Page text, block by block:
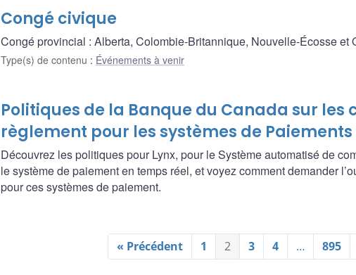
Congé civique
Congé provincial : Alberta, Colombie-Britannique, Nouvelle-Écosse et
Type(s) de contenu : Événements à venir
Politiques de la Banque du Canada sur les
règlement pour les systèmes de
Découvrez les politiques pour Lynx, pour le Système automatisé de
le système de paiement en temps réel, et voyez comment demander
pour ces systèmes de paiement.
« Précédent 1 2 3 4 … 895